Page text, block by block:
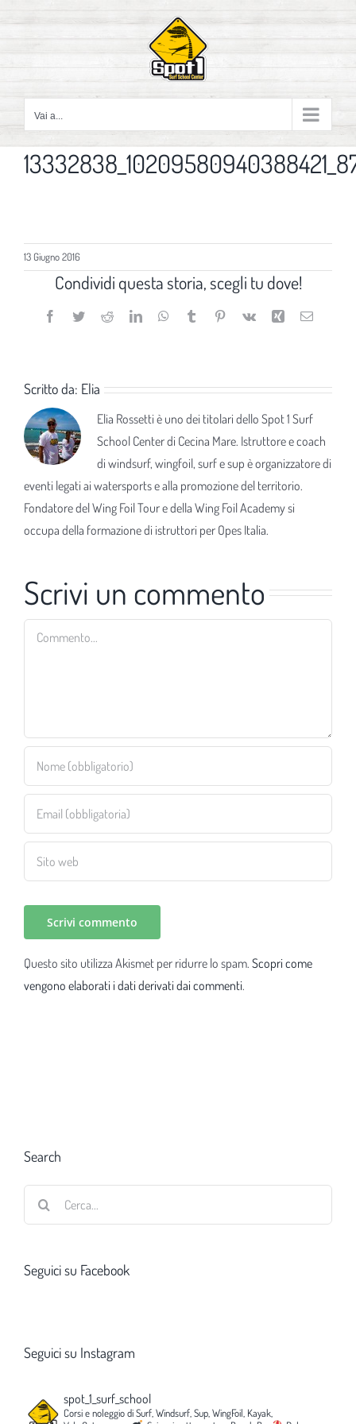
contenuto
Vai a...
13 Giugno 2016
Condividi questa storia, scegli tu dove!
Facebook
TwitterRedditLinkedInWhatsApp
TumblrPinterest
Vk Xing Email
Scritto da: Elia
Elia Rossetti è uno dei titolari dello Spot 1 Surf
School Center di Cecina Mare. Istruttore e coach
di windsurf, wingfoil, surf e sup è organizzatore di
eventi legati ai watersports e alla promozione del territorio.
Fondatore del Wing Foil Tour e della Wing Foil Academy si
occupa della formazione di istruttori per Opes Italia.
Scrivi un commento
Commento
Questo sito utilizza Akismet per ridurre lo spam. Scopri come
vengono elaborati i dati derivati dai commenti.
Search
Seguici su Facebook
Seguici su Instagram
spot_1_surf_school
Corsi e noleggio di Surf, Windsurf, Sup, WingFoil, Kayak,